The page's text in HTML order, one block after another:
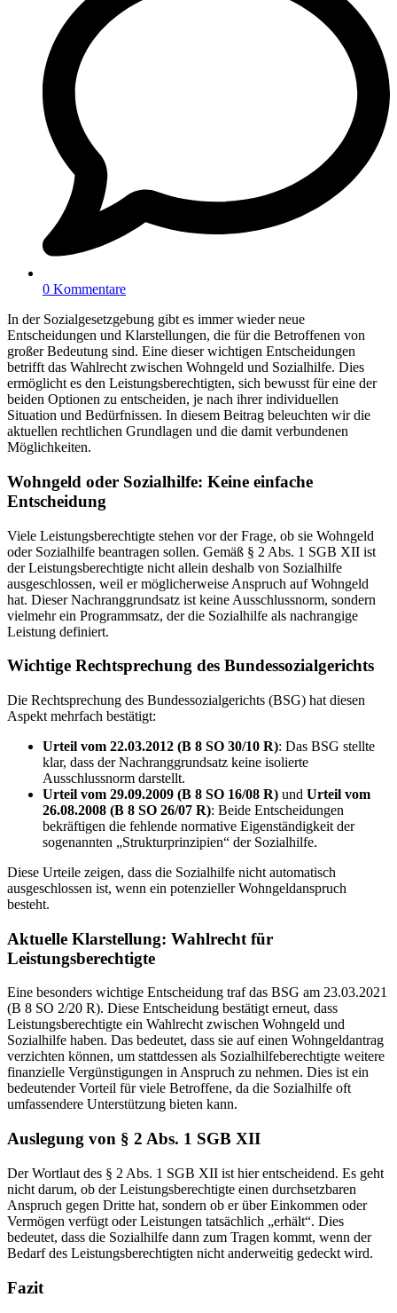
0 Kommentare
In der Sozialgesetzgebung gibt es immer wieder neue
Entscheidungen und Klarstellungen, die für die Betroffenen von
großer Bedeutung sind. Eine dieser wichtigen Entscheidungen
betrifft das Wahlrecht zwischen Wohngeld und Sozialhilfe. Dies
ermöglicht es den Leistungsberechtigten, sich bewusst für eine der
beiden Optionen zu entscheiden, je nach ihrer individuellen
Situation und Bedürfnissen. In diesem Beitrag beleuchten wir die
aktuellen rechtlichen Grundlagen und die damit verbundenen
Möglichkeiten.
Wohngeld oder Sozialhilfe: Keine einfache
Entscheidung
Viele Leistungsberechtigte stehen vor der Frage, ob sie Wohngeld
oder Sozialhilfe beantragen sollen. Gemäß § 2 Abs. 1 SGB XII ist
der Leistungsberechtigte nicht allein deshalb von Sozialhilfe
ausgeschlossen, weil er möglicherweise Anspruch auf Wohngeld
hat. Dieser Nachranggrundsatz ist keine Ausschlussnorm, sondern
vielmehr ein Programmsatz, der die Sozialhilfe als nachrangige
Leistung definiert.
Wichtige Rechtsprechung des Bundessozialgerichts
Die Rechtsprechung des Bundessozialgerichts (BSG) hat diesen
Aspekt mehrfach bestätigt:
Urteil vom 22.03.2012 (B 8 SO 30/10 R): Das BSG stellte
klar, dass der Nachranggrundsatz keine isolierte
Ausschlussnorm darstellt.
Urteil vom 29.09.2009 (B 8 SO 16/08 R) und Urteil vom
26.08.2008 (B 8 SO 26/07 R): Beide Entscheidungen
bekräftigen die fehlende normative Eigenständigkeit der
sogenannten „Strukturprinzipien“ der Sozialhilfe.
Diese Urteile zeigen, dass die Sozialhilfe nicht automatisch
ausgeschlossen ist, wenn ein potenzieller Wohngeldanspruch
besteht.
Aktuelle Klarstellung: Wahlrecht für
Leistungsberechtigte
Eine besonders wichtige Entscheidung traf das BSG am 23.03.2021
(B 8 SO 2/20 R). Diese Entscheidung bestätigt erneut, dass
Leistungsberechtigte ein Wahlrecht zwischen Wohngeld und
Sozialhilfe haben. Das bedeutet, dass sie auf einen Wohngeldantrag
verzichten können, um stattdessen als Sozialhilfeberechtigte weitere
finanzielle Vergünstigungen in Anspruch zu nehmen. Dies ist ein
bedeutender Vorteil für viele Betroffene, da die Sozialhilfe oft
umfassendere Unterstützung bieten kann.
Auslegung von § 2 Abs. 1 SGB XII
Der Wortlaut des § 2 Abs. 1 SGB XII ist hier entscheidend. Es geht
nicht darum, ob der Leistungsberechtigte einen durchsetzbaren
Anspruch gegen Dritte hat, sondern ob er über Einkommen oder
Vermögen verfügt oder Leistungen tatsächlich „erhält“. Dies
bedeutet, dass die Sozialhilfe dann zum Tragen kommt, wenn der
Bedarf des Leistungsberechtigten nicht anderweitig gedeckt wird.
Fazit